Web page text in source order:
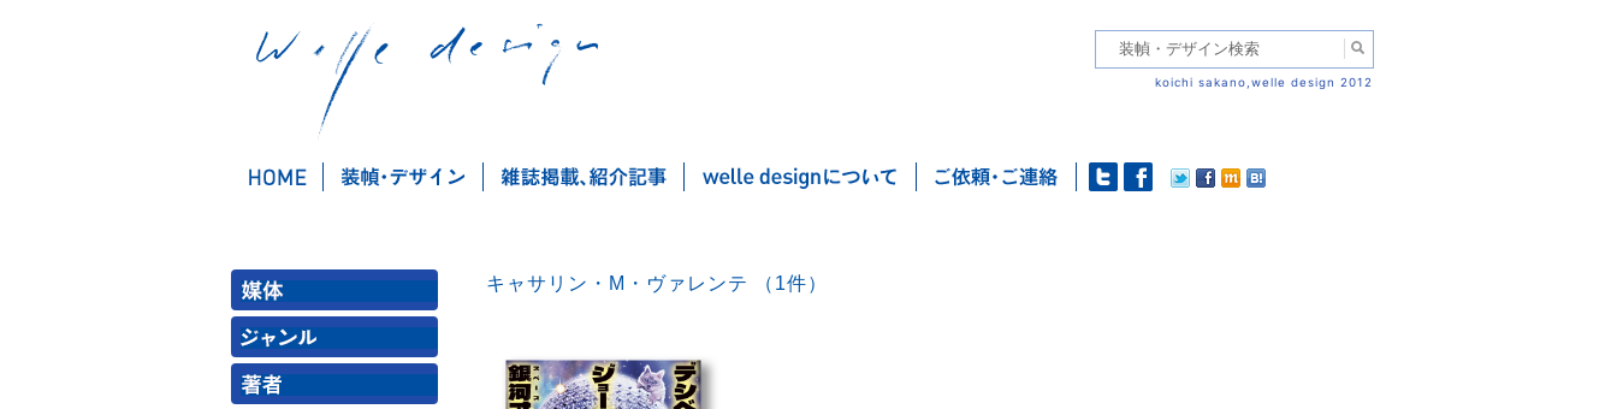
koichi sakano,welle design 2012
キャサリン・M・ヴァレンテ （1件）